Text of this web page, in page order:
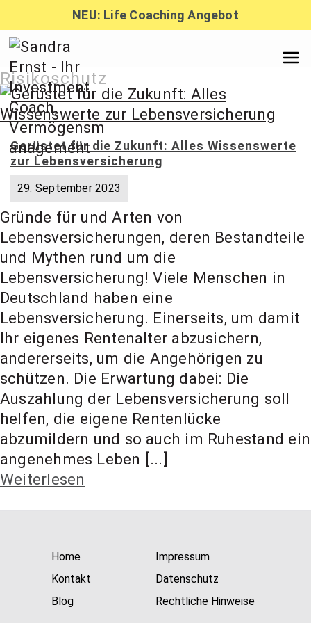
Inhalt
springen
NEU: Life Coaching Angebot
Sandra
Ernst –
Finanzber
atung,
Investmen
t Coach,
Anlageber
atung
Risikoschutz
Gerüstet für die Zukunft: Alles Wissenswerte
zur Lebensversicherung
29. September 2023
Gründe für und Arten von
Lebensversicherungen, deren Bestandteile
und Mythen rund um die
Lebensversicherung! Viele Menschen in
Deutschland haben eine
Lebensversicherung. Einerseits, um damit
Ihr eigenes Rentenalter abzusichern,
andererseits, um die Angehörigen zu
schützen. Die Erwartung dabei: Die
Auszahlung der Lebensversicherung soll
helfen, die eigene Rentenlücke
abzumildern und so auch im Ruhestand ein
angenehmes Leben [...]
Weiterlesen
Home
Kontakt
Blog
Impressum
Datenschutz
Rechtliche Hinweise